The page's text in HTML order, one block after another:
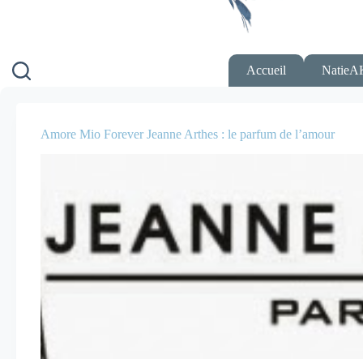
Accueil
Amore Mio Forever Jeanne Arthes : le parfum de l’amour